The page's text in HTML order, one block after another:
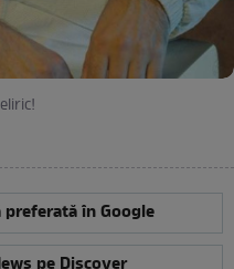
în Google